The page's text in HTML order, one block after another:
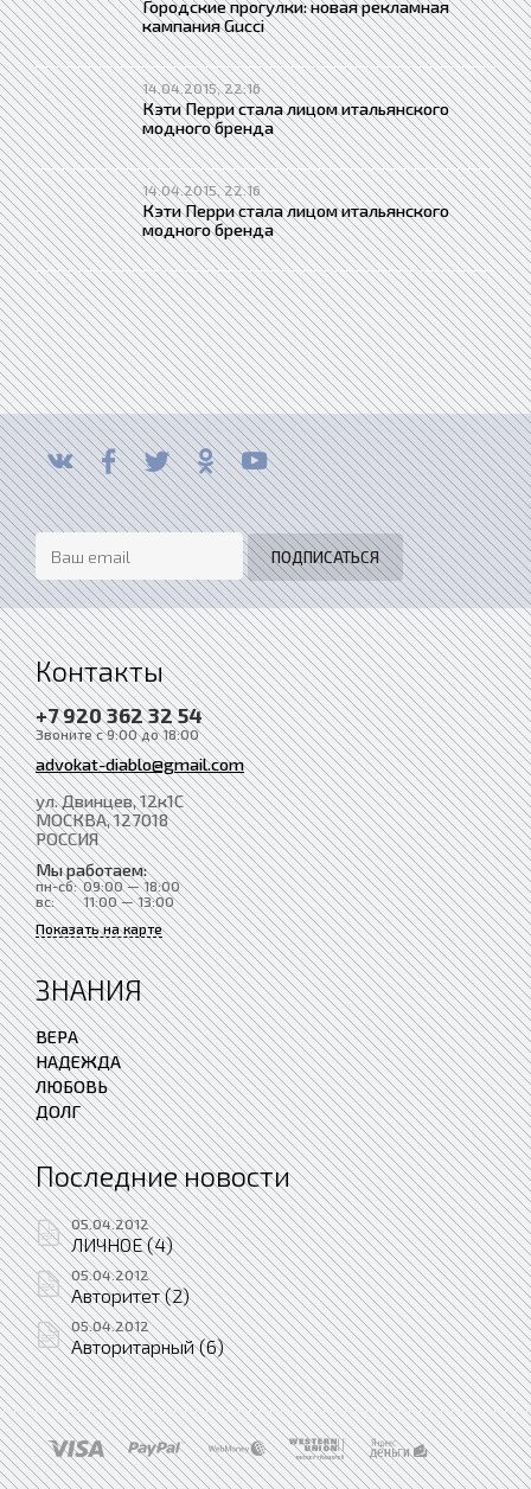
Городские прогулки: новая рекламная
кампания Gucci
14.04.2015, 22:16
Кэти Перри стала лицом итальянского
модного бренда
14.04.2015, 22:16
Кэти Перри стала лицом итальянского
модного бренда
Контакты
+7 920 362 32 54
Звоните с 9:00 до 18:00
advokat-diablo@gmail.com
ул. Двинцев, 12к1С
МОСКВА, 127018
РОССИЯ
Мы работаем:
пн-сб: 09:00 — 18:00
вс:
11:00 — 13:00
Показать на карте
ЗНАНИЯ
ВЕРА
НАДЕЖДА
ЛЮБОВЬ
ДОЛГ
Последние новости
05.04.2012
ЛИЧНОЕ (4)
05.04.2012
Авторитет (2)
05.04.2012
Авторитарный (6)